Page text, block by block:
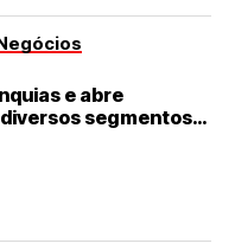
e abre
segmentos